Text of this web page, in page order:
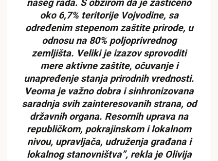
našeg rada. S obzirom da je zaštićeno
oko 6,7% teritorije Vojvodine, sa
određenim stepenom zaštite prirode, u
odnosu na 80% poljoprivrednog
zemljišta. Veliki je izazov sprovoditi
mere aktivne zaštite, očuvanje i
unapređenje stanja prirodnih vrednosti.
Veoma je važno dobra i sinhronizovana
saradnja svih zainteresovanih strana, od
državnih organa. Resornih uprava na
republičkom, pokrajinskom i lokalnom
nivou, upravljača, udruženja građana i
lokalnog stanovništva”, rekla je Olivija